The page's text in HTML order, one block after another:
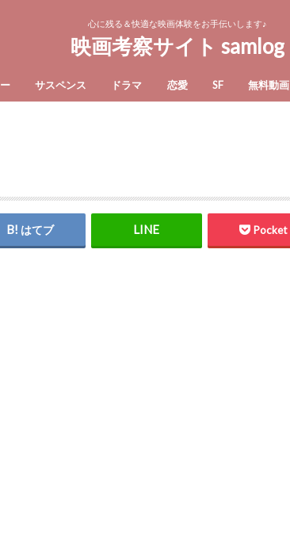
心に残る＆快適な映画体験をお手伝いします♪
映画考察サイト samlog
サスペンス ドラマ 恋愛 SF 無料動画
はてブ Pocket